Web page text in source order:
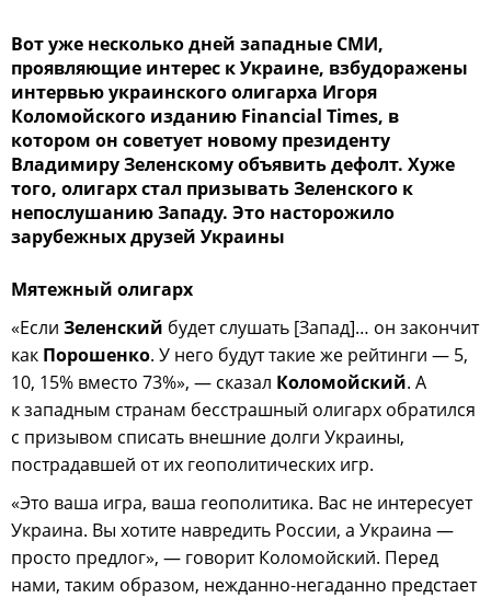
Вот уже несколько дней западные СМИ,
проявляющие интерес к Украине, взбудоражены
интервью украинского олигарха Игоря
Коломойского изданию Financial Times, в
котором он советует новому президенту
Владимиру Зеленскому объявить дефолт. Хуже
того, олигарх стал призывать Зеленского к
непослушанию Западу. Это насторожило
зарубежных друзей Украины
Мятежный олигарх
«Если Зеленский будет слушать [Запад]… он закончит
как Порошенко. У него будут такие же рейтинги — 5,
10, 15% вместо 73%», — сказал Коломойский. А
к западным странам бесстрашный олигарх обратился
с призывом списать внешние долги Украины,
пострадавшей от их геополитических игр.
«Это ваша игра, ваша геополитика. Вас не интересует
Украина. Вы хотите навредить России, а Украина —
просто предлог», — говорит Коломойский. Перед
нами, таким образом, нежданно-негаданно предстает